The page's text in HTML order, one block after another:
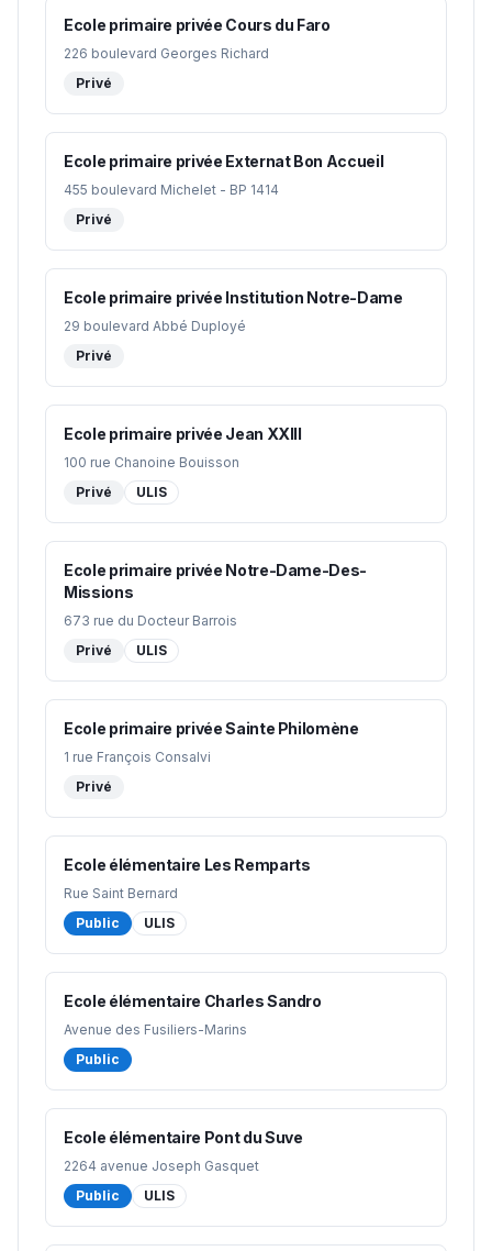
Ecole primaire privée Cours du Faro
226 boulevard Georges Richard
Privé
Ecole primaire privée Externat Bon Accueil
455 boulevard Michelet - BP 1414
Privé
Ecole primaire privée Institution Notre-Dame
29 boulevard Abbé Duployé
Privé
Ecole primaire privée Jean XXIII
100 rue Chanoine Bouisson
Privé
ULIS
Ecole primaire privée Notre-Dame-Des-
Missions
673 rue du Docteur Barrois
Privé
ULIS
Ecole primaire privée Sainte Philomène
1 rue François Consalvi
Privé
Ecole élémentaire Les Remparts
Rue Saint Bernard
Public
ULIS
Ecole élémentaire Charles Sandro
Avenue des Fusiliers-Marins
Public
Ecole élémentaire Pont du Suve
2264 avenue Joseph Gasquet
Public
ULIS